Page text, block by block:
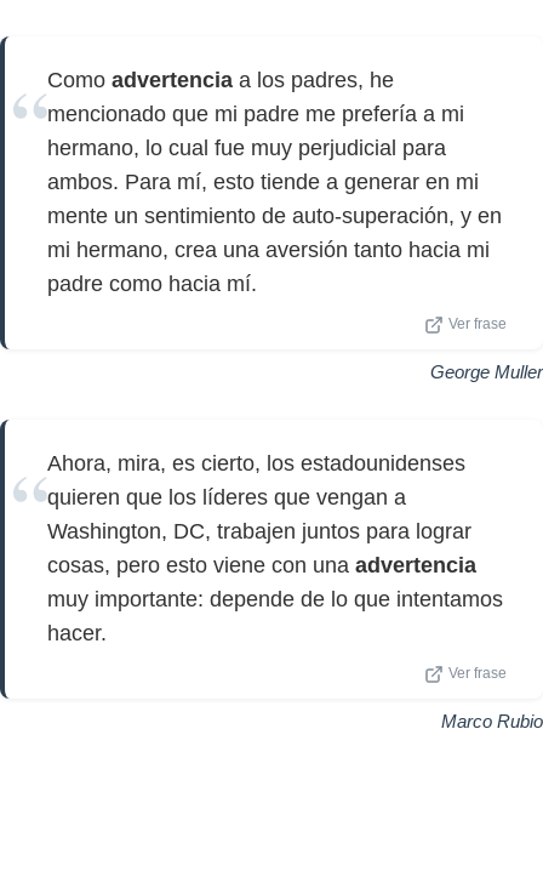
Como advertencia a los padres, he
mencionado que mi padre me prefería a mi
hermano, lo cual fue muy perjudicial para
ambos. Para mí, esto tiende a generar en mi
mente un sentimiento de auto-superación, y en
mi hermano, crea una aversión tanto hacia mi
padre como hacia mí.
Ver frase
George Muller
Ahora, mira, es cierto, los estadounidenses
quieren que los líderes que vengan a
Washington, DC, trabajen juntos para lograr
cosas, pero esto viene con una advertencia
muy importante: depende de lo que intentamos
hacer.
Ver frase
Marco Rubio